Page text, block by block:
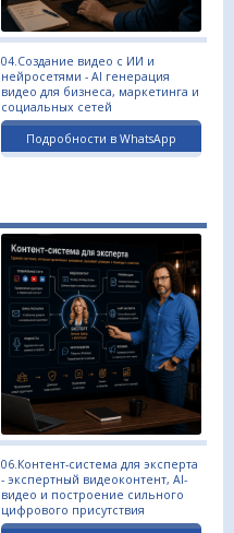
04.Создание видео с ИИ и
нейросетями - AI генерация
видео для бизнеса, маркетинга и
социальных сетей
Подробности в WhatsApp
06.Контент-система для эксперта
- экспертный видеоконтент, AI-
видео и построение сильного
цифрового присутствия